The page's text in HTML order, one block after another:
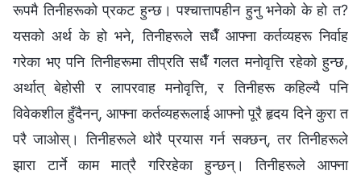
रूपमै तिनीहरूको प्रकट हुन्छ। पश्‍चात्तापहीन हुनु भनेको के हो त?
यसको अर्थ के हो भने, तिनीहरूले सधैँ आफ्ना कर्तव्यहरू निर्वाह
गरेका भए पनि तिनीहरूमा तीप्रति सधैँ गलत मनोवृत्ति रहेको हुन्छ,
अर्थात् बेहोसी र लापरवाह मनोवृत्ति, र तिनीहरू कहिल्यै पनि
विवेकशील हुँदैनन्, आफ्ना कर्तव्यहरूलाई आफ्नो पूरै हृदय दिने कुरा त
परै जाओस्। तिनीहरूले थोरै प्रयास गर्न सक्छन्, तर तिनीहरूले
झारा टार्ने काम मात्रै गरिरहेका हुन्छन्। तिनीहरूले आफ्ना